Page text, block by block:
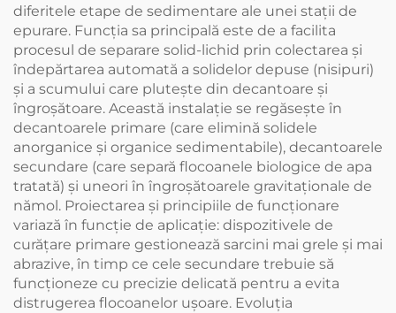
diferitele etape de sedimentare ale unei stații de
epurare. Funcția sa principală este de a facilita
procesul de separare solid-lichid prin colectarea și
îndepărtarea automată a solidelor depuse (nisipuri)
și a scumului care plutește din decantoare și
îngroșătoare. Această instalație se regăsește în
decantoarele primare (care elimină solidele
anorganice și organice sedimentabile), decantoarele
secundare (care separă flocoanele biologice de apa
tratată) și uneori în îngroșătoarele gravitaționale de
nămol. Proiectarea și principiile de funcționare
variază în funcție de aplicație: dispozitivele de
curățare primare gestionează sarcini mai grele și mai
abrazive, în timp ce cele secundare trebuie să
funcționeze cu precizie delicată pentru a evita
distrugerea flocoanelor ușoare. Evoluția